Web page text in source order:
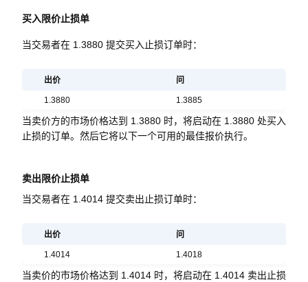
买入限价止损单
当交易者在 1.3880 提交买入止损订单时：
出价 问
1.3880 1.3885
当卖价方的市场价格达到 1.3880 时，将启动在 1.3880 处买入
止损的订单。然后它将以下一个可用的最佳报价执行。
卖出限价止损单
当交易者在 1.4014 提交卖出止损订单时：
出价 问
1.4014 1.4018
当卖价的市场价格达到 1.4014 时，将启动在 1.4014 卖出止损